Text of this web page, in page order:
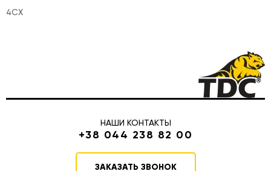
4СХ
НАШИ КОНТАКТЫ
+38 044 238 82 00
ЗАКАЗАТЬ ЗВОНОК